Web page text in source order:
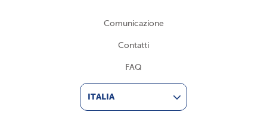
Comunicazione
Contatti
FAQ
ITALIA